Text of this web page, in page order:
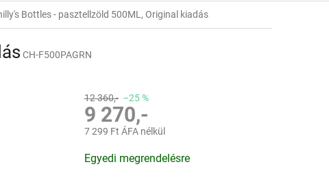
Bottles - pasztellzöld 500ML, Original kiadás
CH-F500PAGRN
12 360,- –25 %
9 270,-
7 299 Ft ÁFA nélkül
Egyedi megrendelésre